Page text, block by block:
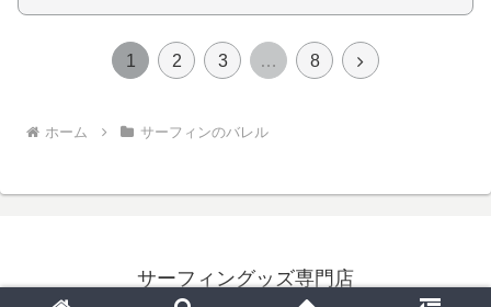
1 2 3 … 8
次
ホーム サーフィンのバレル
サーフィングッズ専門店